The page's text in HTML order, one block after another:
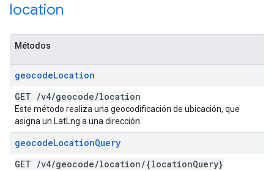
location
Métodos
geocodeLocation
GET /v4/geocode/location
Este método realiza una geocodificación de ubicación, que
asigna un LatLng a una dirección.
geocodeLocationQuery
GET /v4/geocode/location/{locationQuery}